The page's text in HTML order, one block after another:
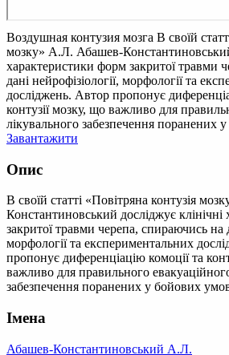
Воздушная контузия мозга В своїй
мозку» А.Л. Абашев-Константиновський
характеристики форм закритої травми
дані нейрофізіології, морфології та
досліджень. Автор пропонує
контузії мозку, що важливо для
лікувального забезпечення поранених
Завантажити
Опис
В своїй статті «Повітряна контузія
Константиновський досліджує
закритої травми черепа, спираючись на
морфології та експериментальних
пропонує диференціацію комоції та
важливо для правильного
забезпечення поранених у бойових
Імена
Абашев-Константиновський А.Л.